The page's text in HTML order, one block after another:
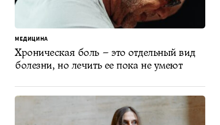
МЕДИЦИНА
Хроническая боль – это отдельный вид
болезни, но лечить ее пока не умеют